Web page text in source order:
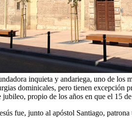
inquieta y andariega, uno de los
dominicales, pero tienen excepción
jubileo, propio de los años en que el 15
fue, junto al apóstol Santiago,